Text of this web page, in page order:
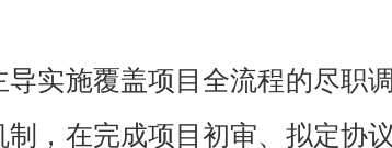
导实施覆盖项目全流程的尽职
， 在完成项目初审、 拟定协